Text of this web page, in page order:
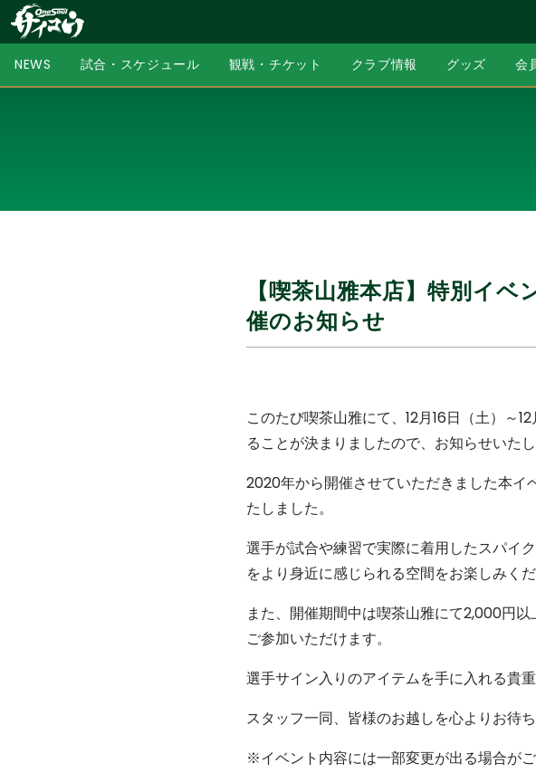
NEWS 試合・スケジュール 観戦・チケット クラブ情報 グッズ 会
【喫茶山雅本店】特別イ
催のお知らせ
このたび喫茶山雅にて、12月16日（土）～
ることが決まりましたので、お知らせいたし
2020年から開催させていただきました本イ
たしました。
選手が試合や練習で実際に着用したスパイ
をより身近に感じられる空間をお楽しみくだ
また、開催期間中は喫茶山雅にて2,000円
ご参加いただけます。
選手サイン入りのアイテムを手に入れる貴
スタッフ一同、皆様のお越しを心よりお待ち
※イベント内容には一部変更が出る場合が